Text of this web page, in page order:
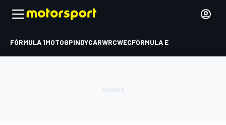
FÓRMULA 1MOTOGPINDYCARWRCWECFÓRMULA E